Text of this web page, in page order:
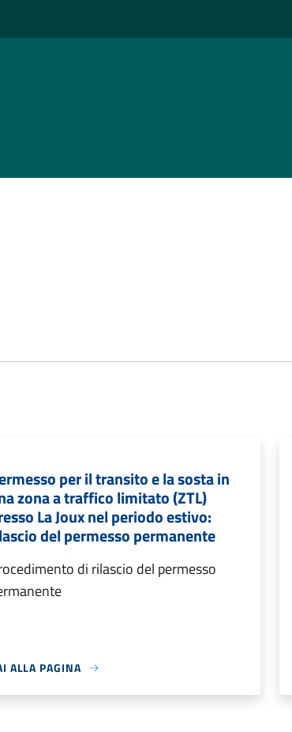
per il transito e la sosta in
zona a traffico limitato (ZTL)
La Joux nel periodo estivo:
del permesso permanente
di rilascio del permesso
ALLA PAGINA